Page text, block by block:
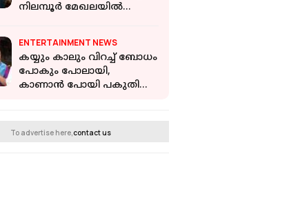
നിലമ്പൂര്‍ മേഖലയില്‍
ENTERTAINMENT NEWS
കയ്യും കാലും വിറച്ച് ബോധം
പോകും പോലായി,
കാണാൻ പോയി പകുതി
To advertise here, contact us